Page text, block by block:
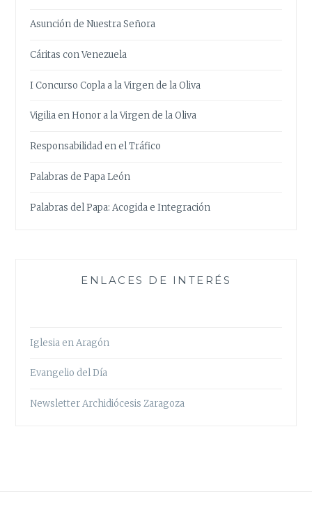
Asunción de Nuestra Señora
Cáritas con Venezuela
I Concurso Copla a la Virgen de la Oliva
Vigilia en Honor a la Virgen de la Oliva
Responsabilidad en el Tráfico
Palabras de Papa León
Palabras del Papa: Acogida e Integración
ENLACES DE INTERÉS
Iglesia en Aragón
Evangelio del Día
Newsletter Archidiócesis Zaragoza